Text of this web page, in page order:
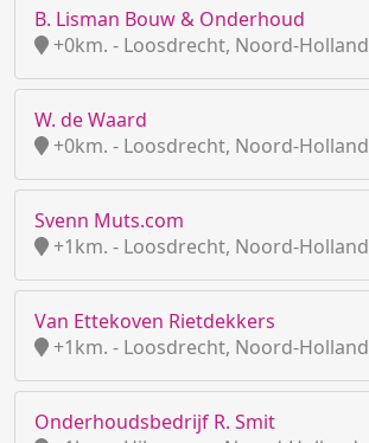
B. Lisman Bouw & Onderhoud
+0km. - Loosdrecht, Noord-Holland
W. de Waard
+0km. - Loosdrecht, Noord-Holland
Svenn Muts.com
+1km. - Loosdrecht, Noord-Holland
Van Ettekoven Rietdekkers
+1km. - Loosdrecht, Noord-Holland
Onderhoudsbedrijf R. Smit